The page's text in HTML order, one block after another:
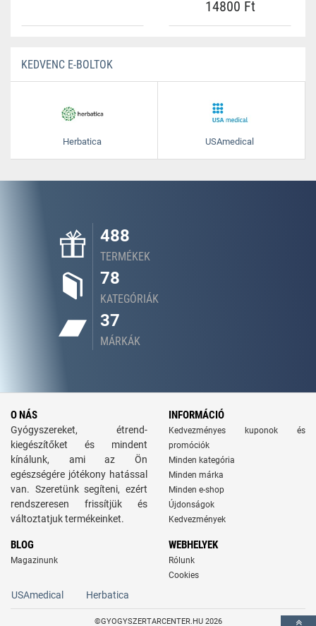
14800 Ft
KEDVENC E-BOLTOK
Herbatica USAmedical
488
TERMÉKEK
78
KATEGÓRIÁK
37
MÁRKÁK
O NÁS
Gyógyszereket, étrend-
kiegészítőket és mindent
kínálunk, ami az Ön
egészségére jótékony hatással
van. Szeretünk segíteni, ezért
rendszeresen frissítjük és
változtatjuk termékeinket.
INFORMÁCIÓ
Kedvezményes kuponok és
promóciók
Minden kategória
Minden márka
Minden e-shop
Újdonságok
Kedvezmények
BLOG
Magazinunk
WEBHELYEK
Rólunk
Cookies
USAmedical Herbatica
©GYOGYSZERTARCENTER.HU 2026